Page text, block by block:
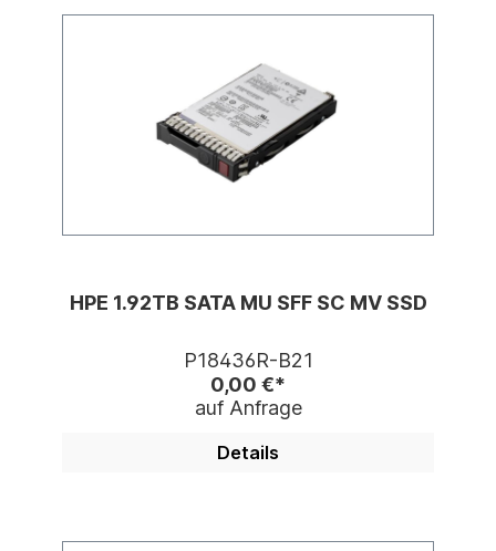
HPE 1.92TB SATA MU SFF SC MV SSD
P18436R-B21
0,00 €*
auf Anfrage
Details